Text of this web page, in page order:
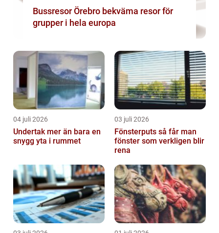
Bussresor Örebro bekväma resor för
grupper i hela europa
04 juli 2026
Undertak mer än bara en
snygg yta i rummet
03 juli 2026
Fönsterputs så får man
fönster som verkligen blir
rena